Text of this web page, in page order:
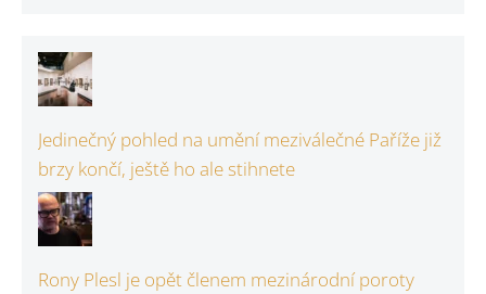
Jedinečný pohled na umění meziválečné Paříže již
brzy končí, ještě ho ale stihnete
Rony Plesl je opět členem mezinárodní poroty